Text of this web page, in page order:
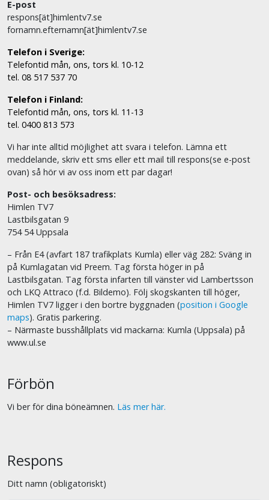
E-post
respons[ät]himlentv7.se
fornamn.efternamn[ät]himlentv7.se
Telefon i Sverige:
Telefontid mån, ons, tors kl. 10-12
tel. 08 517 537 70
Telefon i Finland:
Telefontid mån, ons, tors kl. 11-13
tel. 0400 813 573
Vi har inte alltid möjlighet att svara i telefon. Lämna ett
meddelande, skriv ett sms eller ett mail till respons(se e-post
ovan) så hör vi av oss inom ett par dagar!
Post- och besöksadress:
Himlen TV7
Lastbilsgatan 9
754 54 Uppsala
– Från E4 (avfart 187 trafikplats Kumla) eller väg 282: Sväng in
på Kumlagatan vid Preem. Tag första höger in på
Lastbilsgatan. Tag första infarten till vänster vid Lambertsson
och LKQ Attraco (f.d. Bildemo). Följ skogskanten till höger,
Himlen TV7 ligger i den bortre byggnaden (position i Google
maps). Gratis parkering.
– Närmaste busshållplats vid mackarna: Kumla (Uppsala) på
www.ul.se
Förbön
Vi ber för dina böneämnen. Läs mer här.
Respons
Ditt namn (obligatoriskt)